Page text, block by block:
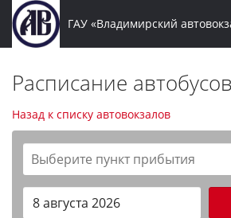
ГАУ «Владимирский
Расписание автобусов
Назад к списку автовокзалов